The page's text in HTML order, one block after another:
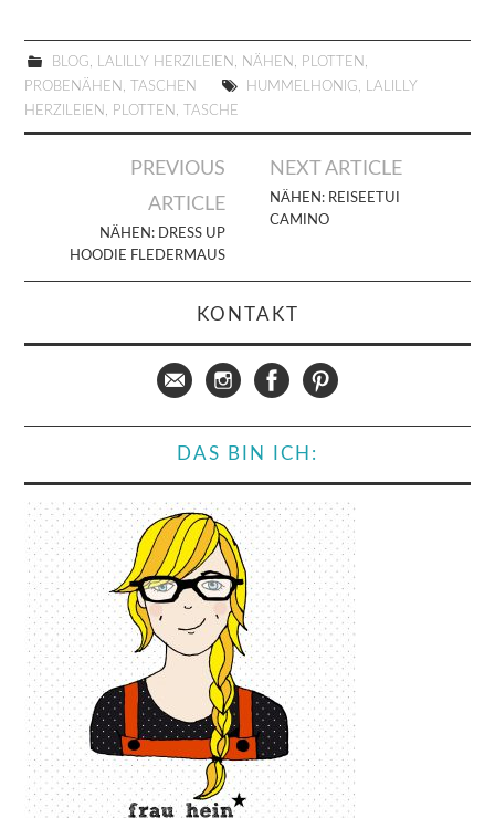
BLOG LALILLY HERZILEIEN NÄHEN PLOTTEN
PROBENÄHEN
TASCHEN HUMMELHONIG
LALILLY
HERZILEIEN
PLOTTEN TASCHE
Navigation
PREVIOUS
ARTICLE
NÄHEN: DRESS UP
HOODIE FLEDERMAUS
NEXT ARTICLE
NÄHEN: REISEETUI
CAMINO
KONTAKT
DAS BIN ICH: